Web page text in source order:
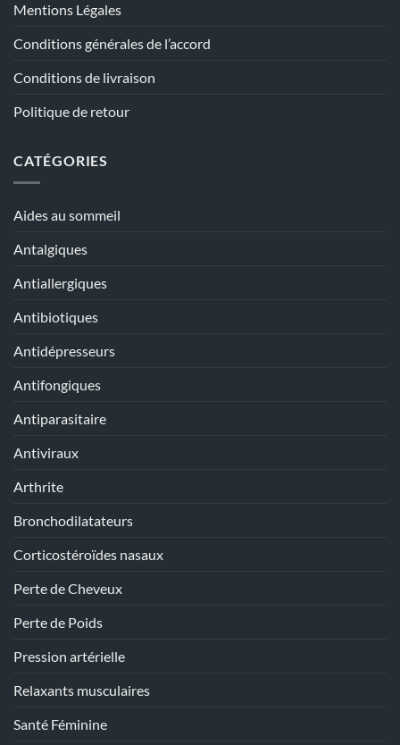
Mentions Légales
Conditions générales de l’accord
Conditions de livraison
Politique de retour
CATÉGORIES
Aides au sommeil
Antalgiques
Antiallergiques
Antibiotiques
Antidépresseurs
Antifongiques
Antiparasitaire
Antiviraux
Arthrite
Bronchodilatateurs
Corticostéroïdes nasaux
Perte de Cheveux
Perte de Poids
Pression artérielle
Relaxants musculaires
Santé Féminine